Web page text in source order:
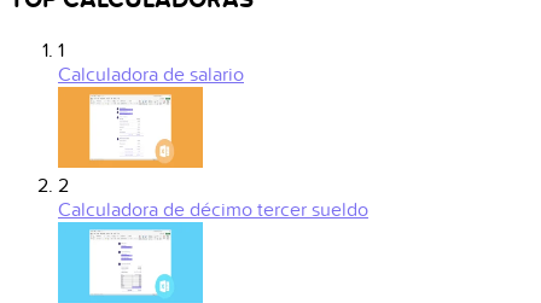
1
Calculadora de salario
2
Calculadora de décimo tercer sueldo